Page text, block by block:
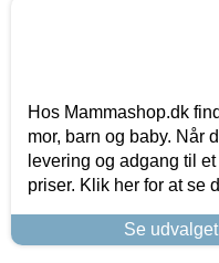
Hos Mammashop.dk
mor, barn og baby. Når
levering og adgang til
priser. Klik her for at se
Se